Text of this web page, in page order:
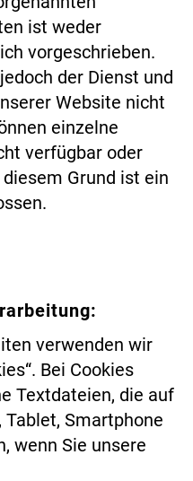
ist weder
vorgeschrieben.
der Dienst und
Website nicht
einzelne
verfügbar oder
Grund ist ein
verwenden wir
Bei Cookies
Textdateien, die auf
Smartphone
wenn Sie unsere